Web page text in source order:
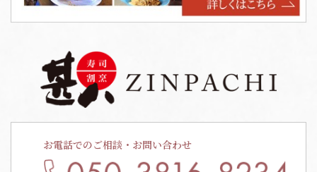
お電話でのご相談・お問い合わせ